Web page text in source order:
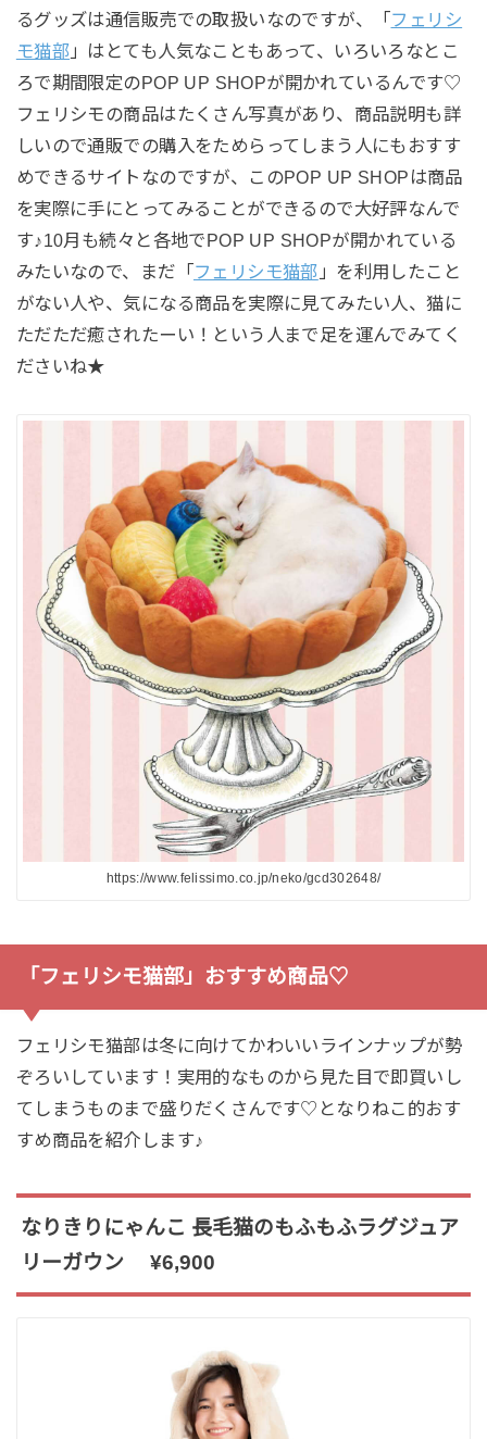
るグッズは通信販売での取扱いなのですが、「フェリシ
モ猫部 」はとても人気なこともあって、いろいろなとこ
ろで期間限定のPOP UP SHOPが開かれているんです♡
フェリシモの商品はたくさん写真があり、商品説明も詳
しいので通販での購入をためらってしまう人にもおすす
めできるサイトなのですが、このPOP UP SHOPは商品
を実際に手にとってみることができるので大好評なんで
す♪10月も続々と各地でPOP UP SHOPが開かれている
みたいなので、まだ「フェリシモ猫部 」を利用したこと
がない人や、気になる商品を実際に見てみたい人、猫に
ただただ癒されたーい！という人まで足を運んでみてく
ださいね★
https://www.felissimo.co.jp/neko/gcd302648/
「フェリシモ猫部」おすすめ商品♡
フェリシモ猫部は冬に向けてかわいいラインナップが勢
ぞろいしています！実用的なものから見た目で即買いし
てしまうものまで盛りだくさんです♡となりねこ的おす
すめ商品を紹介します♪
なりきりにゃんこ 長毛猫のもふもふラグジュア
リーガウン ¥6,900